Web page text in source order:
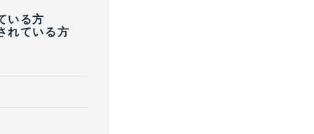
いる方
れている方